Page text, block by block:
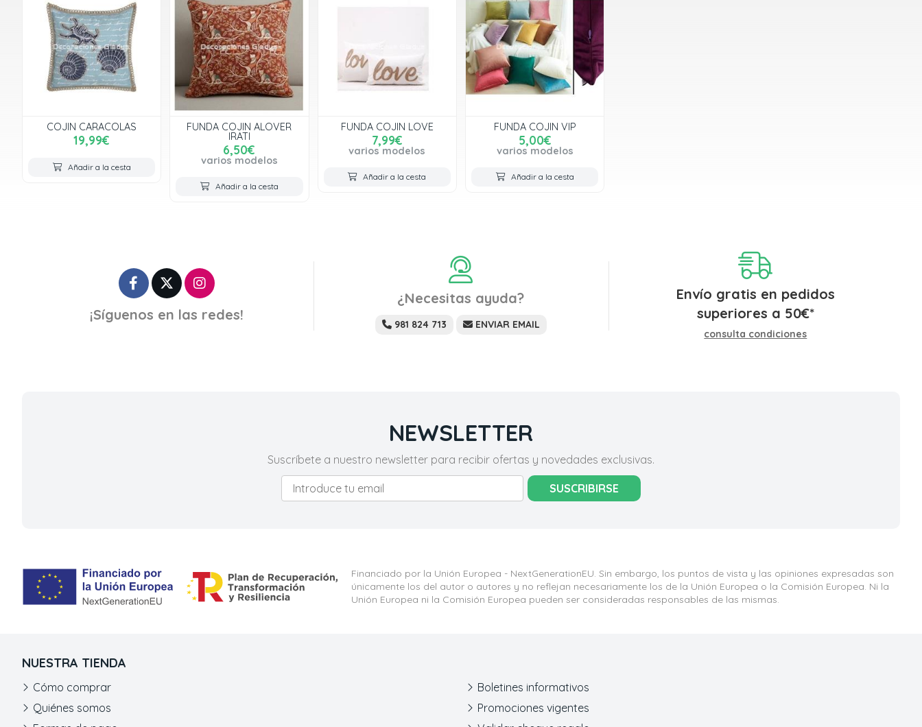
COJIN CARACOLAS
19,99€
Añadir a la cesta
FUNDA COJIN ALOVER
IRATI
6,50€
varios modelos
Añadir a la cesta
FUNDA COJIN LOVE
7,99€
varios modelos
Añadir a la cesta
FUNDA COJIN VIP
5,00€
varios modelos
Añadir a la cesta
¡Síguenos en las redes!
¿Necesitas ayuda?
981 824 713 ENVIAR EMAIL
Envío gratis en pedidos
superiores a 50€*
consulta condiciones
NEWSLETTER
Suscríbete a nuestro newsletter para recibir ofertas y novedades exclusivas.
SUSCRIBIRSE
Financiado por la Unión Europea - NextGenerationEU. Sin embargo, los puntos de vista y las opiniones expresadas son
únicamente los del autor o autores y no reflejan necesariamente los de la Unión Europea o la Comisión Europea. Ni la
Unión Europea ni la Comisión Europea pueden ser consideradas responsables de las mismas.
NUESTRA TIENDA
Cómo comprar
Quiénes somos
Boletines informativos
Promociones vigentes